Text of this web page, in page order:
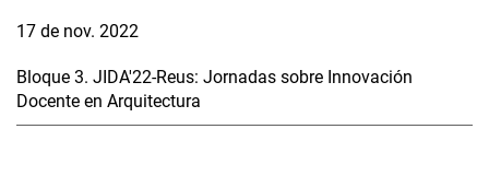
17 de nov. 2022
Bloque 3. JIDA'22-Reus: Jornadas sobre Innovación
Docente en Arquitectura